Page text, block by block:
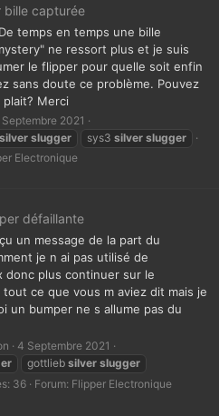
bille capturée
temps en temps une bille
ne ressort plus et je suis
le flipper pour quelle soit enfin
sans doute ce problème. Pouvez
Merci
Septembre 2021
silver slugger sys3 silver slugger
Electronique
défaillante
un message de la part du
je n ai pas utilisé de
donc plus continuer sur le
ce que vous m aviez dit mais je
un bumper ne s allume pas du
4 Septembre 2021
gottlieb silver slugger
36 Forum: Flipper Electronique